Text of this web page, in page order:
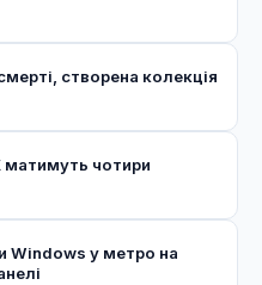
створена колекція
матимуть чотири
Windows у метро на